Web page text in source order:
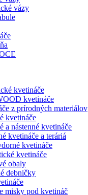
vázy
kvetináče
kvetináče
z prírodných materiálov
kvetináče
a nástenné kvetináče
kvetináče a teráriá
kvetináče
kvetináče
obaly
debničky
misky pod kvetináč